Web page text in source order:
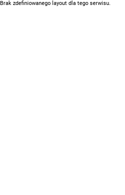
Brak zdefiniowanego layout dla tego serwisu.